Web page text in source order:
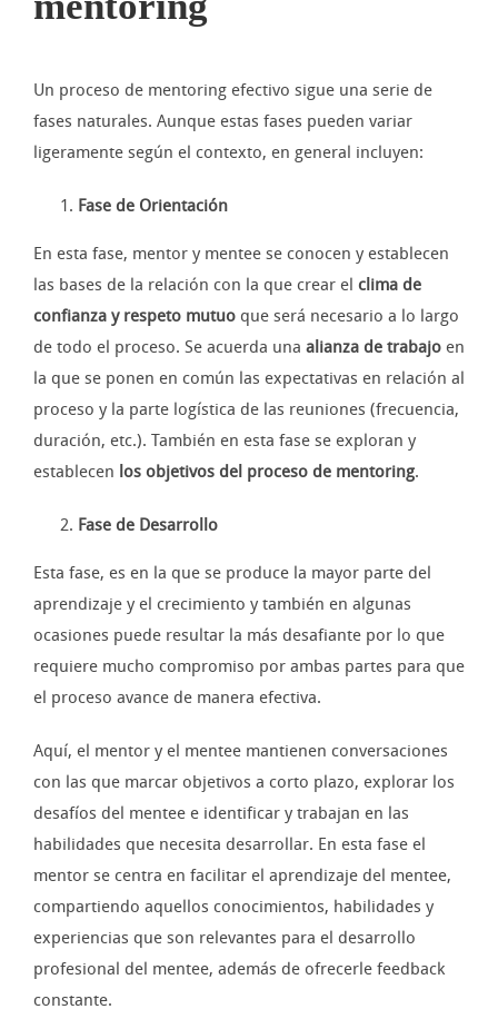
Un proceso de mentoring efectivo sigue una serie de
fases naturales. Aunque estas fases pueden variar
ligeramente según el contexto, en general incluyen:
Fase de Orientación
En esta fase, mentor y mentee se conocen y establecen
las bases de la relación con la que crear el clima de
confianza y respeto mutuo que será necesario a lo largo
de todo el proceso. Se acuerda una alianza de trabajo en
la que se ponen en común las expectativas en relación al
proceso y la parte logística de las reuniones (frecuencia,
duración, etc.). También en esta fase se exploran y
establecen los objetivos del proceso de mentoring.
Fase de Desarrollo
Esta fase, es en la que se produce la mayor parte del
aprendizaje y el crecimiento y también en algunas
ocasiones puede resultar la más desafiante por lo que
requiere mucho compromiso por ambas partes para que
el proceso avance de manera efectiva.
Aquí, el mentor y el mentee mantienen conversaciones
con las que marcar objetivos a corto plazo, explorar los
desafíos del mentee e identificar y trabajan en las
habilidades que necesita desarrollar. En esta fase el
mentor se centra en facilitar el aprendizaje del mentee,
compartiendo aquellos conocimientos, habilidades y
experiencias que son relevantes para el desarrollo
profesional del mentee, además de ofrecerle feedback
constante.